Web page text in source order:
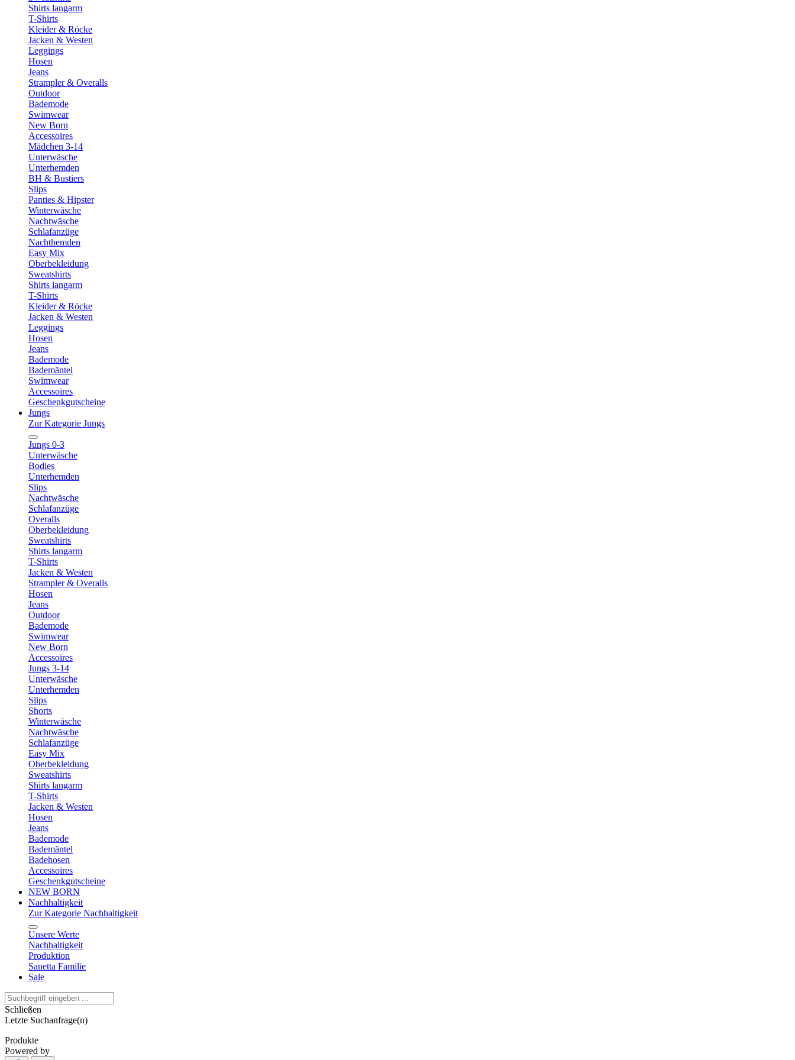
Shirts langarm
T-Shirts
Kleider & Röcke
Jacken & Westen
Leggings
Hosen
Jeans
Strampler & Overalls
Outdoor
Bademode
Swimwear
New Born
Accessoires
Mädchen 3-14
Unterwäsche
Unterhemden
BH & Bustiers
Slips
Panties & Hipster
Winterwäsche
Nachtwäsche
Schlafanzüge
Nachthemden
Easy Mix
Oberbekleidung
Sweatshirts
Shirts langarm
T-Shirts
Kleider & Röcke
Jacken & Westen
Leggings
Hosen
Jeans
Bademode
Bademäntel
Swimwear
Accessoires
Geschenkgutscheine
Jungs
Zur Kategorie Jungs
Jungs 0-3
Unterwäsche
Bodies
Unterhemden
Slips
Nachtwäsche
Schlafanzüge
Overalls
Oberbekleidung
Sweatshirts
Shirts langarm
T-Shirts
Jacken & Westen
Strampler & Overalls
Hosen
Jeans
Outdoor
Bademode
Swimwear
New Born
Accessoires
Jungs 3-14
Unterwäsche
Unterhemden
Slips
Shorts
Winterwäsche
Nachtwäsche
Schlafanzüge
Easy Mix
Oberbekleidung
Sweatshirts
Shirts langarm
T-Shirts
Jacken & Westen
Hosen
Jeans
Bademode
Bademäntel
Badehosen
Accessoires
Geschenkgutscheine
NEW BORN
Nachhaltigkeit
Zur Kategorie Nachhaltigkeit
Unsere Werte
Nachhaltigkeit
Produktion
Sanetta Familie
Sale
Schließen
Letzte Suchanfrage(n)
Produkte
Powered by